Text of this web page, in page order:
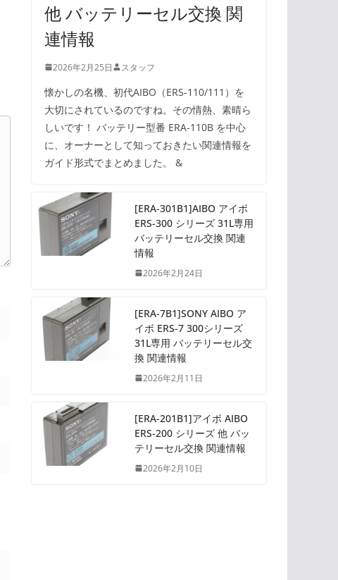
他 バッテリーセル交換 関
連情報
2026年2月25日 スタッフ
懐かしの名機、初代AIBO（ERS-110/111）を
大切にされているのですね。その情熱、素晴ら
しいです！ バッテリー型番 ERA-110B を中心
に、オーナーとして知っておきたい関連情報を
ガイド形式でまとめました。 &
[ERA-301B1]AIBO アイボ
ERS-300 シリーズ 31L専用
バッテリーセル交換 関連
情報
2026年2月24日
[ERA-7B1]SONY AIBO ア
イボ ERS-7 300シリーズ
31L専用 バッテリーセル交
換 関連情報
2026年2月11日
[ERA-201B1]アイボ AIBO
ERS-200 シリーズ 他 バッ
テリーセル交換 関連情報
2026年2月10日